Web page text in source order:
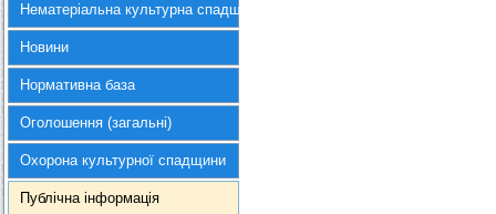
Нематеріальна культурна спадщина
Новини
Нормативна база
Оголошення (загальні)
Охорона культурної спадщини
Публічна інформація